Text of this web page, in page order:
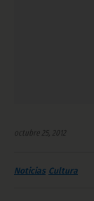
octubre 25, 2012
Noticias Cultura